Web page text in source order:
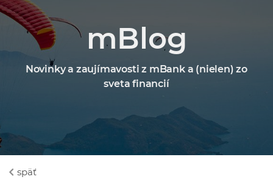
mBlog
Novinky a zaujímavosti z mBank a (nielen) zo
sveta financií
späť